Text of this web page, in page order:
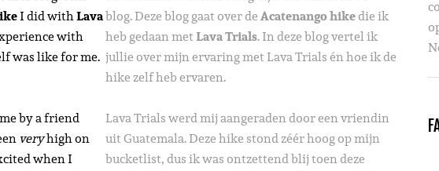
I did withLava
with
was like for me.
blog. Deze blog gaat over deAcatenango hikedie ik
heb gedaan metLava Trials. In deze blog vertel ik
jullie over mijn ervaring met Lava Trials én hoe ik de
hike zelf heb ervaren.
by a friend
veryhigh on
when I
Lava Trials werd mij aangeraden door een vriendin
uit Guatemala. Deze hike stond zéér hoog op mijn
bucketlist, dus ik was ontzettend blij toen deze